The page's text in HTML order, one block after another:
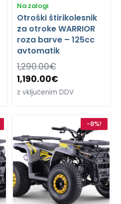
Na zalogi
Otroški štirikolesnik
za otroke WARRIOR
roza barve – 125cc
avtomatik
1,290.00€
1,190.00€
z vključenim DDV
-8%!